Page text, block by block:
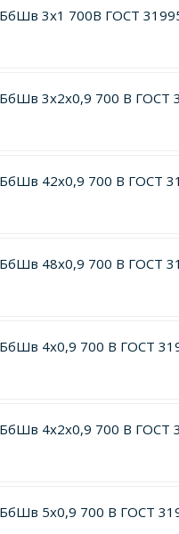
3х1 700В ГОСТ
3х2х0,9 700 В ГОСТ
42х0,9 700 В ГОСТ
48х0,9 700 В ГОСТ
4х0,9 700 В ГОСТ
4х2х0,9 700 В ГОСТ
5х0,9 700 В ГОСТ